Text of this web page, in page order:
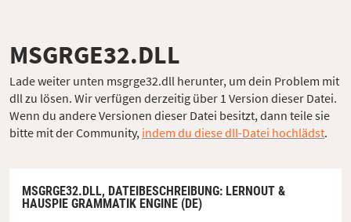
MSGRGE32.DLL
Lade weiter unten msgrge32.dll herunter, um dein Problem mit
dll zu lösen. Wir verfügen derzeitig über 1 Version dieser Datei.
Wenn du andere Versionen dieser Datei besitzt, dann teile sie
bitte mit der Community, indem du diese dll-Datei hochlädst.
MSGRGE32.DLL, DATEIBESCHREIBUNG: LERNOUT &
HAUSPIE GRAMMATIK ENGINE (DE)